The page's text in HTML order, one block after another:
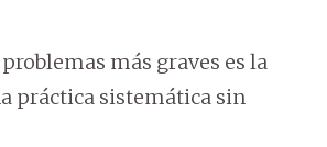
más graves es la
práctica sistemática sin